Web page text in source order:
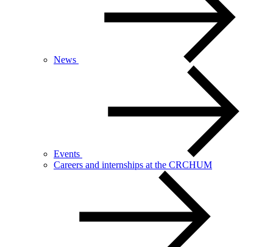
News
Events
Careers and internships at the CRCHUM